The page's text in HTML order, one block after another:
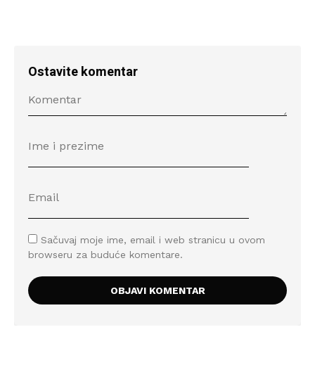
Ostavite komentar
Sačuvaj moje ime, email i web stranicu u ovom
browseru za buduće komentare.